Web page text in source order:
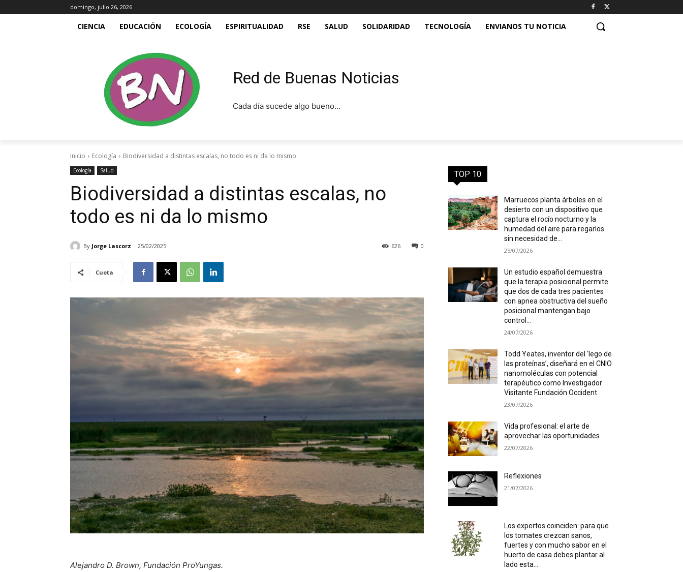
domingo, julio 26, 2026
CIENCIA EDUCACIÓN ECOLOGÍA ESPIRITUALIDAD RSE SALUD SOLIDARIDAD TECNOLOGÍA ENVIANOS TU NOTICIA
Red de Buenas Noticias
Cada día sucede algo bueno...
Inicio Ecología Biodiversidad a distintas escalas, no todo es ni da lo mismo
Ecología Salud
Biodiversidad a distintas escalas, no
todo es ni da lo mismo
By Jorge Lascorz 25/02/2025 0
626
Cuota
Alejandro D. Brown, Fundación ProYungas.
TOP 10
Marruecos planta árboles en el
desierto con un dispositivo que
captura el rocío nocturno y la
humedad del aire para regarlos
sin necesidad de...
25/07/2026
Un estudio español demuestra
que la terapia posicional permite
que dos de cada tres pacientes
con apnea obstructiva del sueño
posicional mantengan bajo
control...
24/07/2026
Todd Yeates, inventor del ‘lego de
las proteínas’, diseñará en el CNIO
nanomoléculas con potencial
terapéutico como Investigador
Visitante Fundación Occident
23/07/2026
Vida profesional: el arte de
aprovechar las oportunidades
22/07/2026
Reflexiones
21/07/2026
Los expertos coinciden: para que
los tomates crezcan sanos,
fuertes y con mucho sabor en el
huerto de casa debes plantar al
lado esta...